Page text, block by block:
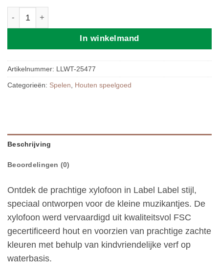
In winkelmand
Artikelnummer: LLWT-25477
Categorieën: Spelen Houten speelgoed
Beschrijving
Beoordelingen (0)
Ontdek de prachtige xylofoon in Label Label stijl,
speciaal ontworpen voor de kleine muzikantjes. De
xylofoon werd vervaardigd uit kwaliteitsvol FSC
gecertificeerd hout en voorzien van prachtige zachte
kleuren met behulp van kindvriendelijke verf op
waterbasis.